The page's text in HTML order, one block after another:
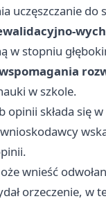
uczęszczanie do
w stopniu
w szkole.
opinii składa się
wnieść
orzeczenie, w